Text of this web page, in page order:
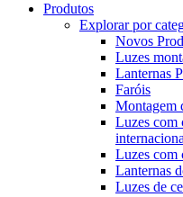
Produtos
Explorar por
Novos
Luzes
Lanternas
Faróis
Montagem
Luzes com
Luzes com
Lanternas
Luzes de